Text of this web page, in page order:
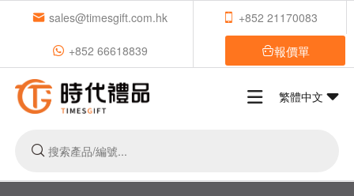
sales@timesgift.com.hk +852 21170083
+852 66618839 報價單
繁體中文